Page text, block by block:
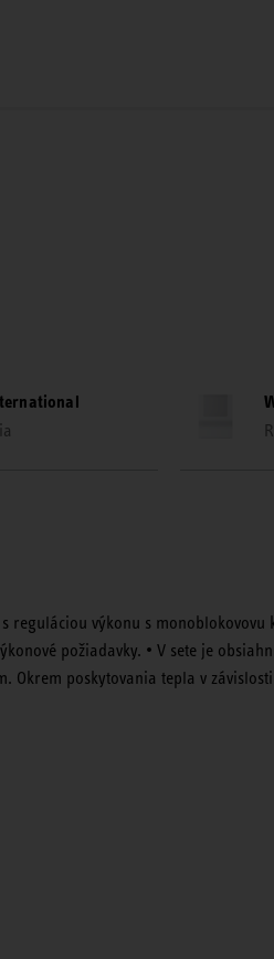
reguláciou výkonu s monoblokovovu
požiadavky. • V sete je
poskytovania tepla v